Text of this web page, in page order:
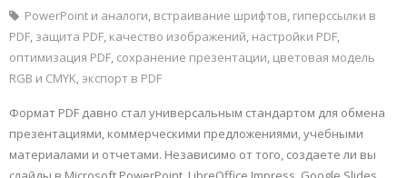
PowerPoint и аналоги, встраивание шрифтов, гиперссылки в
PDF, защита PDF, качество изображений, настройки PDF,
оптимизация PDF, сохранение презентации, цветовая модель
RGB и CMYK, экспорт в PDF
Формат PDF давно стал универсальным стандартом для обмена
презентациями, коммерческими предложениями, учебными
материалами и отчетами. Независимо от того, создаете ли вы